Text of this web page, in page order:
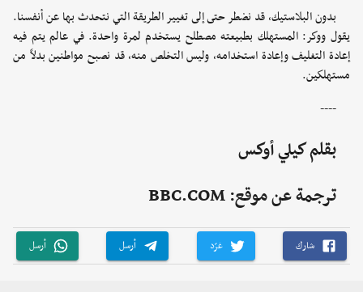
بدون البلاستيك، قد نضطر حتى إلى تغيير الطريقة التي نتحدث بها عن أنفسنا.
يقول ووكر: المستهلك بطبيعته مصطلح يستخدم لمرة واحدة. في عالم يتم فيه
إعادة التغليف وإعادة استخدامه، وليس التخلص منه، قد نصبح مواطنين بدلاً من
مستهلكين.
----
بقلم كيلي أوكس
ترجمة عن موقع: BBC.COM
شارك غرّد أرسل أرسل